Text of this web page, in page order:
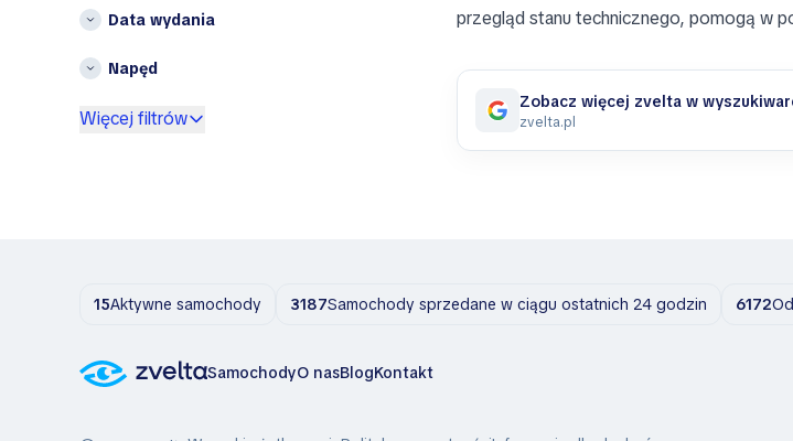
Bristol
Bronto
Bugatti
Casalini
Cenntro
Data wydania
Napęd
Więcej filtrów
przegląd stanu technicznego, pomogą w
Zobacz więcej zvelta w
zvelta.pl
15Aktywne samochody 3187Samochody sprzedane w ciągu ostatnich 24 godzin 6172
SamochodyO nasBlogKontakt